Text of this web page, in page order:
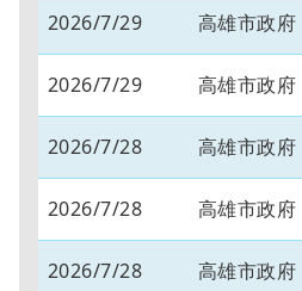
2026/7/29 高雄市政府
2026/7/29 高雄市政府
2026/7/28 高雄市政府
2026/7/28 高雄市政府
2026/7/28 高雄市政府